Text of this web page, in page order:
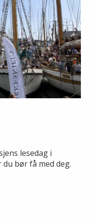
lesedag i
bør få med deg.